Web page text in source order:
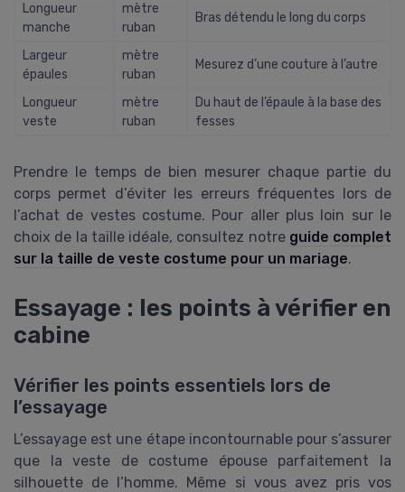
Longueur
manche
mètre
ruban
Bras détendu le long du corps
Largeur
épaules
mètre
ruban
Mesurez d’une couture à l’autre
Longueur
veste
mètre
ruban
Du haut de l’épaule à la base des
fesses
Prendre le temps de bien mesurer chaque partie du
corps permet d’éviter les erreurs fréquentes lors de
l’achat de vestes costume. Pour aller plus loin sur le
choix de la taille idéale, consultez notre guide complet
sur la taille de veste costume pour un mariage.
Essayage : les points à vérifier en
cabine
Vérifier les points essentiels lors de
l’essayage
L’essayage est une étape incontournable pour s’assurer
que la veste de costume épouse parfaitement la
silhouette de l’homme. Même si vous avez pris vos